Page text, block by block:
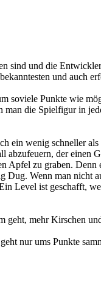
sind und die
und auch
soviele Punkte wie
die Spielfigur in
ein wenig schneller
der einen
zu graben.
Wenn man nicht
Level ist geschafft,
mehr Kirschen
nur ums Punkte